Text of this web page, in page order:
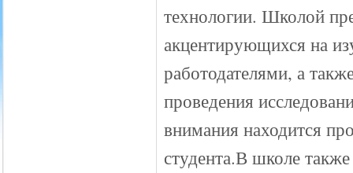
технологии. Школой
акцентирующихся на
работодателями, а
проведения
внимания находится
студента.В школе